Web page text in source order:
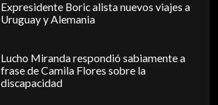
Expresidente Boric alista nuevos viajes a
Uruguay y Alemania
Lucho Miranda respondió sabiamente a
frase de Camila Flores sobre la
discapacidad